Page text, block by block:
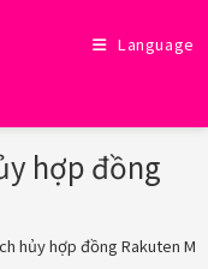
Language
hợp đồng
hủy hợp đồng Rakuten